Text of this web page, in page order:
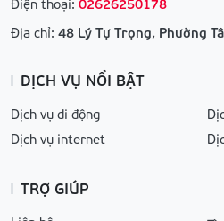
Điện thoại: 02626250178
Địa chỉ: 48 Lý Tự Trọng, Phường
DỊCH VỤ NỔI BẬT
Dịch vụ di động
Dịch vụ internet
TRỢ GIÚP